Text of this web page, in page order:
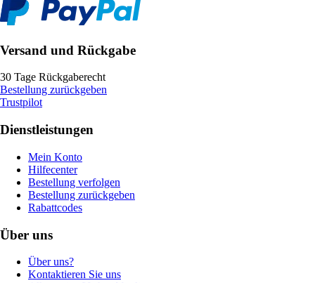
Versand und Rückgabe
30 Tage Rückgaberecht
Bestellung zurückgeben
Trustpilot
Dienstleistungen
Mein Konto
Hilfecenter
Bestellung verfolgen
Bestellung zurückgeben
Rabattcodes
Über uns
Über uns?
Kontaktieren Sie uns